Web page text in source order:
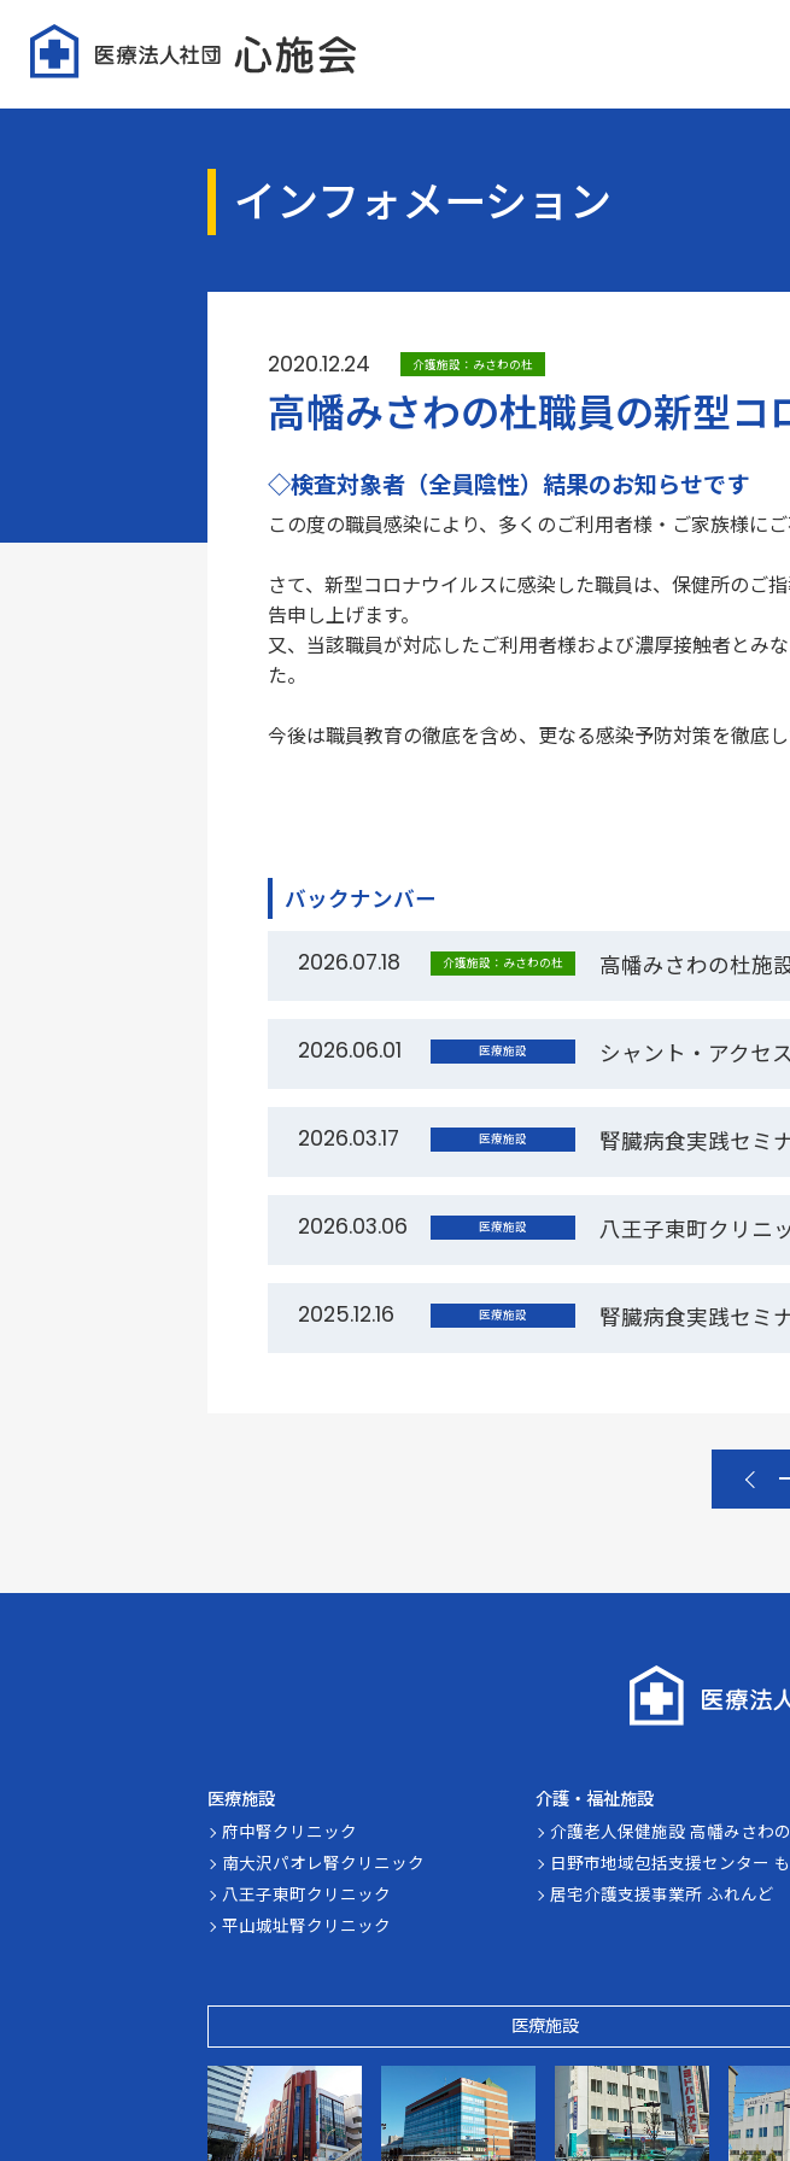
インフォメーション
2020.12.24 介護施設：みさわの杜
高幡みさわの杜職員の新型
◇検査対象者（全員陰性）結果のお知らせです
この度の職員感染により、多くのご利用者様・ご家族様に
さて、新型コロナウイルスに感染した職員は、保健所のご
告申し上げます。
又、当該職員が対応したご利用者様および濃厚接触者とみ
た。
今後は職員教育の徹底を含め、更なる感染予防対策を徹底
バックナンバー
2026.07.18 介護施設：みさわの杜 高幡みさわの杜施
2026.06.01 医療施設 シャント・アクセ
2026.03.17 医療施設 腎臓病食実践セミ
2026.03.06 医療施設 八王子東町クリニ
2025.12.16 医療施設 腎臓病食実践セミ
医療施設
府中腎クリニック
南大沢パオレ腎クリニック
八王子東町クリニック
平山城址腎クリニック
介護・福祉施設
介護老人保健施設 高幡みさわ
日野市地域包括支援センター
居宅介護支援事業所 ふれんど
医療施設